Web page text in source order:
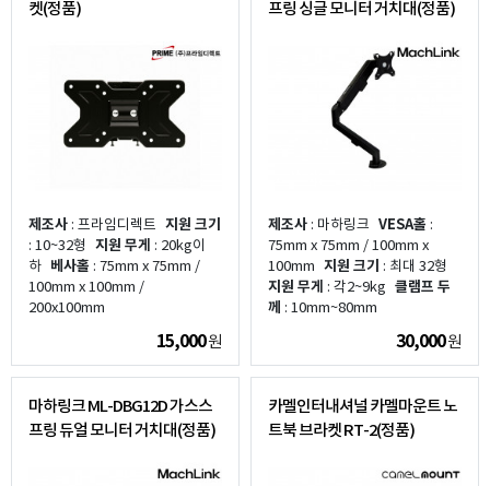
켓(정품)
제조사 : 프라임디렉트 지원 크기
: 10~32형 지원 무게 : 20kg이
하 베사홀 : 75mm x 75mm /
100mm x 100mm /
200x100mm
15,000원
프링 싱글 모니터 거치대(정품)
제조사 : 마하링크 VESA홀 :
75mm x 75mm / 100mm x
100mm 지원 크기 : 최대 32형
지원 무게 : 각2~9kg 클램프 두
께 : 10mm~80mm
30,000원
마하링크 ML-DBG12D 가스스
프링 듀얼 모니터 거치대(정품)
카멜인터내셔널 카멜마운트 노
트북 브라켓 RT-2(정품)